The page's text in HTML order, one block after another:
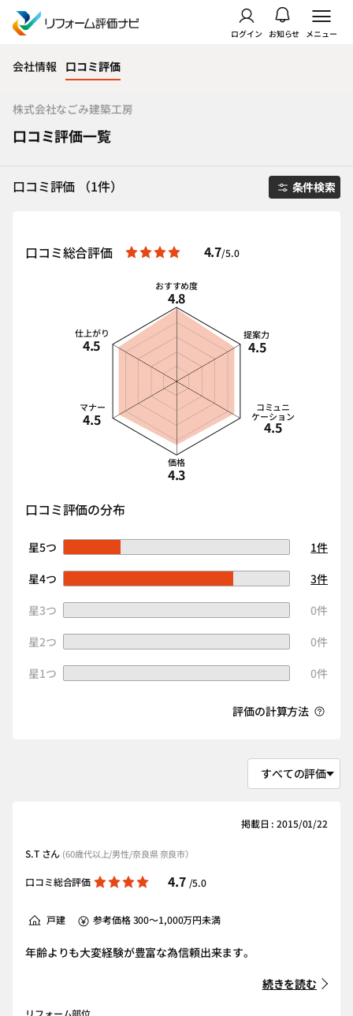
ログイン お知らせ メニュー
会社情報 口コミ評価
株式会社なごみ建築工房
口コミ評価一覧
口コミ評価 （1件） 条件検索
口コミ総合評価 4.7/5.0
おすすめ度
4.8
提案力
4.5
コミュニ
ケーション
4.5
価格
4.3
マナー
4.5
仕上がり
4.5
口コミ評価の分布
星5つ
1件
星4つ
3件
星3つ
0件
星2つ
0件
星1つ
0件
評価の計算方法
掲載日 : 2015/01/22
S.T さん (60歳代以上/男性/奈良県 奈良市）
口コミ総合評価 4.7 /5.0
戸建 参考価格 300～1,000万円未満
年齢よりも大変経験が豊富な為信頼出来ます。
続きを読む
リフォーム部位